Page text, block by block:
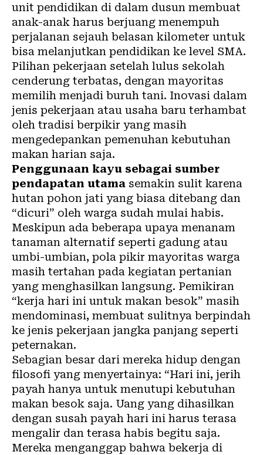
unit pendidikan di dalam dusun membuat
anak-anak harus berjuang menempuh
perjalanan sejauh belasan kilometer untuk
bisa melanjutkan pendidikan ke level SMA.
Pilihan pekerjaan setelah lulus sekolah
cenderung terbatas, dengan mayoritas
memilih menjadi buruh tani. Inovasi dalam
jenis pekerjaan atau usaha baru terhambat
oleh tradisi berpikir yang masih
mengedepankan pemenuhan kebutuhan
makan harian saja.
Penggunaan kayu sebagai sumber
pendapatan utama semakin sulit karena
hutan pohon jati yang biasa ditebang dan
“dicuri” oleh warga sudah mulai habis.
Meskipun ada beberapa upaya menanam
tanaman alternatif seperti gadung atau
umbi-umbian, pola pikir mayoritas warga
masih tertahan pada kegiatan pertanian
yang menghasilkan langsung. Pemikiran
“kerja hari ini untuk makan besok” masih
mendominasi, membuat sulitnya berpindah
ke jenis pekerjaan jangka panjang seperti
peternakan.
Sebagian besar dari mereka hidup dengan
filosofi yang menyertainya: “Hari ini, jerih
payah hanya untuk menutupi kebutuhan
makan besok saja. Uang yang dihasilkan
dengan susah payah hari ini harus terasa
mengalir dan terasa habis begitu saja.
Mereka menganggap bahwa bekerja di